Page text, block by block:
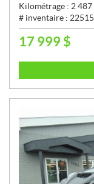
Kilométrage : 2 487
# inventaire : 22515
P
X
17 999 $